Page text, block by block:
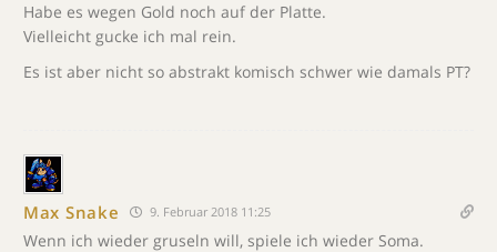
Habe es wegen Gold noch auf der Platte.
Vielleicht gucke ich mal rein.
Es ist aber nicht so abstrakt komisch schwer wie damals PT?
Max Snake 9. Februar 2018 11:25
Wenn ich wieder gruseln will, spiele ich wieder Soma.